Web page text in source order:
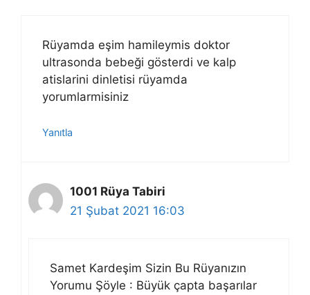
Rüyamda eşim hamileymis doktor
ultrasonda bebeği gösterdi ve kalp
atislarini dinletisi rüyamda
yorumlarmisiniz
Yanıtla
1001 Rüya Tabiri
21 Şubat 2021 16:03
Samet Kardeşim Sizin Bu Rüyanızın
Yorumu Şöyle : Büyük çapta başarılar